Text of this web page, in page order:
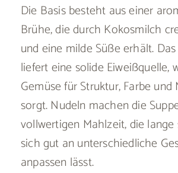
Die Basis besteht aus einer
Brühe, die durch Kokosmilch
und eine milde Süße erhält.
liefert eine solide Eiweißquelle,
Gemüse für Struktur, Farbe
sorgt. Nudeln machen die
vollwertigen Mahlzeit, die
sich gut an unterschiedliche
anpassen lässt.